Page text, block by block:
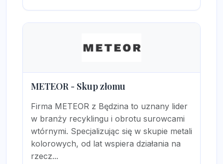
METEOR - Skup złomu
Firma METEOR z Będzina to uznany lider
w branży recyklingu i obrotu surowcami
wtórnymi. Specjalizując się w skupie metali
kolorowych, od lat wspiera działania na
rzecz...